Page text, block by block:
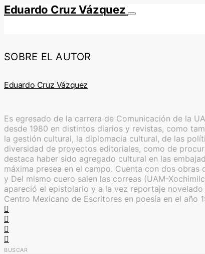
Eduardo Cruz Vázquez
SOBRE EL AUTOR
Eduardo Cruz Vázquez
Es egresado de la carrera de Comunicación de la
desde 1980 en distintos diarios y revistas, como
la gestión cultural, la diplomacia cultural, de las
diversidad de proyectos editoriales, como de
destaca haber sido agregado cultural en las
máxima presea en el campo. Cuenta con dos
y Del mismo cuero salen las correas (UAM-
apareció el epistolario y a la vez reportaje
Centro Mexicano de Escritores en poesía en el
BUSCAR